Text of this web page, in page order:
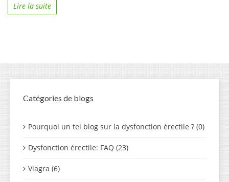
Lire la suite
Catégories de blogs
Pourquoi un tel blog sur la dysfonction érectile ? (0)
Dysfonction érectile: FAQ (23)
Viagra (6)